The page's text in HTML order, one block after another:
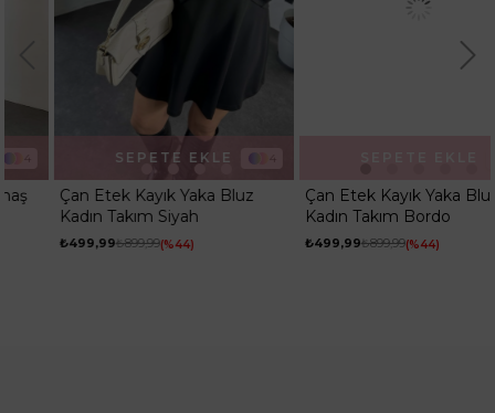
4
Çan Etek Kayık Yaka Bluz
Kadın Takım Siyah
₺499,99₺899,99 %44
SEPETE EKLE
Çan Etek Kayık Yaka Bluz
Kadın Takım Bordo
₺499,99₺899,99 %44